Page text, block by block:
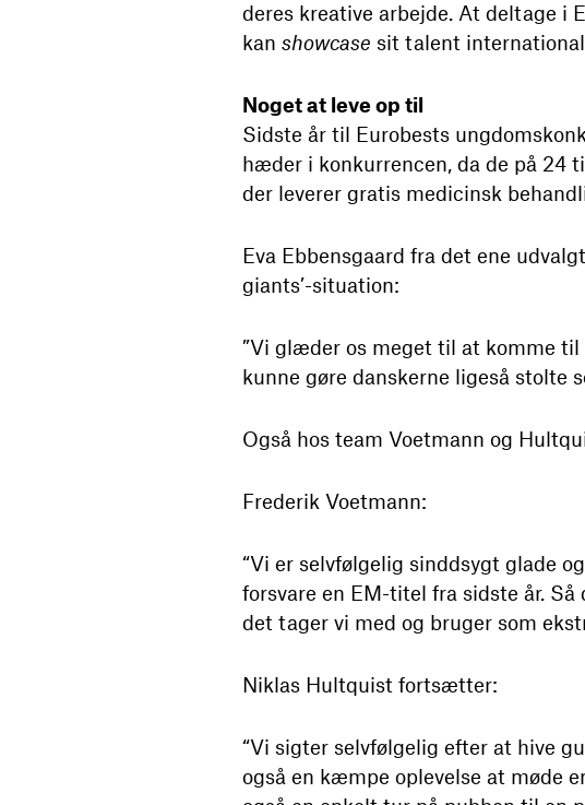
deres kreative arbejde. At deltage i
kan showcase sit talent
Noget at leve op til
Sidste år til Eurobests
hæder i konkurrencen, da de på 24
der leverer gratis medicinsk
Eva Ebbensgaard fra det ene
giants’-situation:
”Vi glæder os meget til at komme til
kunne gøre danskerne ligeså stolte
Også hos team Voetmann og
Frederik Voetmann:
“Vi er selvfølgelig sinddsygt glade
forsvare en EM-titel fra sidste år.
det tager vi med og bruger som
Niklas Hultquist fortsætter:
“Vi sigter selvfølgelig efter at hive
også en kæmpe oplevelse at møde